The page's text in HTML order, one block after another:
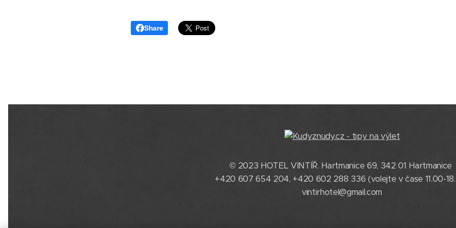
Share
© 2023 HOTEL VINTÍŘ. Hartmanice 69, 342 01 Hartmanice
+420 607 654 204, +420 602 288 336 (volejte v čase 11.00-
vintirhotel@gmail.com